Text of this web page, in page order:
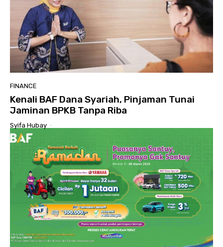
FINANCE
Kenali BAF Dana Syariah, Pinjaman Tunai
Jaminan BPKB Tanpa Riba
Syifa Hubay -